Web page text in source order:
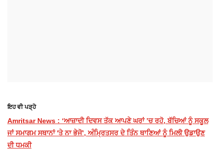
ਇਹ ਵੀ ਪੜ੍ਹੋ
Amritsar News : ‘ਆਜ਼ਾਦੀ ਦਿਵਸ ਤੱਕ ਆਪਣੇ ਘਰਾਂ ’ਚ ਰਹੋ, ਬੱਚਿਆਂ ਨੂੰ ਸਕੂਲ
ਜਾਂ ਸਮਾਗਮ ਸਥਾਨਾਂ 'ਤੇ ਨਾ ਭੇਜੋ’, ਅੰਮ੍ਰਿਤਸਰ ਦੇ ਤਿੰਨ ਥਾਣਿਆਂ ਨੂੰ ਮਿਲੀ ਉਡਾਉਣ
ਦੀ ਧਮਕੀ